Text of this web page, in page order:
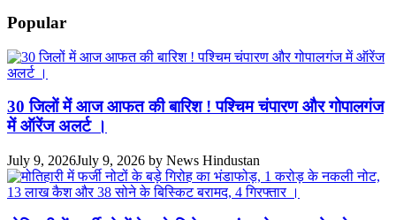
Popular
30 जिलों में आज आफत की बारिश ! पश्चिम चंपारण और गोपालगंज
में ऑरेंज अलर्ट ।
July 9, 2026July 9, 2026 by News Hindustan